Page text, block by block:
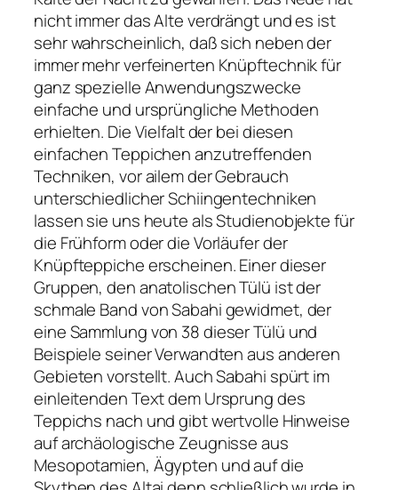
nicht immer das Alte verdrängt und es ist
sehr wahrscheinlich, daß sich neben der
immer mehr verfeinerten Knüpftechnik für
ganz spezielle Anwendungszwecke
einfache und ursprüngliche Methoden
erhielten. Die Vielfalt der bei diesen
einfachen Teppichen anzutreffenden
Techniken, vor ailem der Gebrauch
unterschiedlicher Schiingentechniken
lassen sie uns heute als Studienobjekte für
die Frühform oder die Vorläufer der
Knüpfteppiche erscheinen. Einer dieser
Gruppen, den anatolischen Tülü ist der
schmale Band von Sabahi gewidmet, der
eine Sammlung von 38 dieser Tülü und
Beispiele seiner Verwandten aus anderen
Gebieten vorstellt. Auch Sabahi spürt im
einleitenden Text dem Ursprung des
Teppichs nach und gibt wertvolle Hinweise
auf archäologische Zeugnisse aus
Mesopotamien, Ägypten und auf die